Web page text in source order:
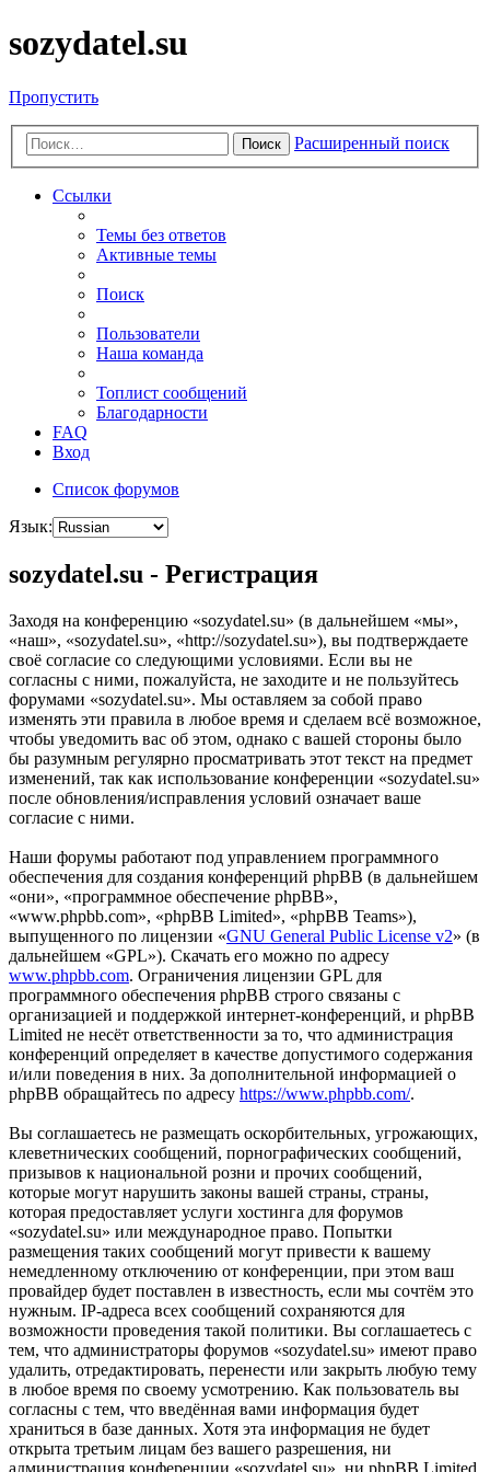
sozydatel.su
Пропустить
Поиск Расширенный поиск
Ссылки
Темы без ответов
Активные темы
Поиск
Пользователи
Наша команда
Топлист сообщений
Благодарности
FAQ
Вход
Список форумов
Язык:
sozydatel.su - Регистрация
Заходя на конференцию «sozydatel.su» (в дальнейшем «мы»,
«наш», «sozydatel.su», «http://sozydatel.su»), вы подтверждаете
своё согласие со следующими условиями. Если вы не
согласны с ними, пожалуйста, не заходите и не пользуйтесь
форумами «sozydatel.su». Мы оставляем за собой право
изменять эти правила в любое время и сделаем всё возможное,
чтобы уведомить вас об этом, однако с вашей стороны было
бы разумным регулярно просматривать этот текст на предмет
изменений, так как использование конференции «sozydatel.su»
после обновления/исправления условий означает ваше
согласие с ними.
Наши форумы работают под управлением программного
обеспечения для создания конференций phpBB (в дальнейшем
«они», «программное обеспечение phpBB»,
«www.phpbb.com», «phpBB Limited», «phpBB Teams»),
выпущенного по лицензии «GNU General Public License v2» (в
дальнейшем «GPL»). Скачать его можно по адресу
www.phpbb.com. Ограничения лицензии GPL для
программного обеспечения phpBB строго связаны с
организацией и поддержкой интернет-конференций, и phpBB
Limited не несёт ответственности за то, что администрация
конференций определяет в качестве допустимого содержания
и/или поведения в них. За дополнительной информацией о
phpBB обращайтесь по адресу https://www.phpbb.com/.
Вы соглашаетесь не размещать оскорбительных, угрожающих,
клеветнических сообщений, порнографических сообщений,
призывов к национальной розни и прочих сообщений,
которые могут нарушить законы вашей страны, страны,
которая предоставляет услуги хостинга для форумов
«sozydatel.su» или международное право. Попытки
размещения таких сообщений могут привести к вашему
немедленному отключению от конференции, при этом ваш
провайдер будет поставлен в известность, если мы сочтём это
нужным. IP-адреса всех сообщений сохраняются для
возможности проведения такой политики. Вы соглашаетесь с
тем, что администраторы форумов «sozydatel.su» имеют право
удалить, отредактировать, перенести или закрыть любую тему
в любое время по своему усмотрению. Как пользователь вы
согласны с тем, что введённая вами информация будет
храниться в базе данных. Хотя эта информация не будет
открыта третьим лицам без вашего разрешения, ни